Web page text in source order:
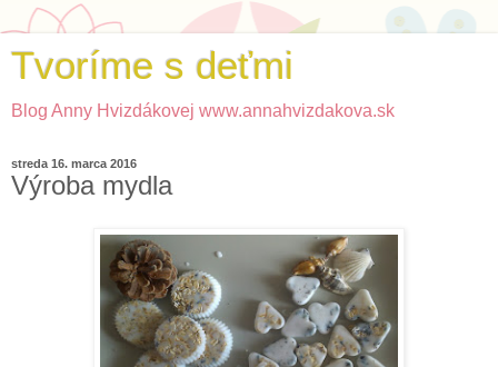
Tvoríme s deťmi
Blog Anny Hvizdákovej www.annahvizdakova.sk
streda 16. marca 2016
Výroba mydla